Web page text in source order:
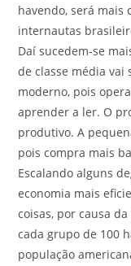
havendo, será mais
internautas
Daí sucedem-se
de classe média
moderno, pois
aprender a ler. O
produtivo. A
pois compra mais
Escalando alguns
economia mais
coisas, por causa
cada grupo de 100
população